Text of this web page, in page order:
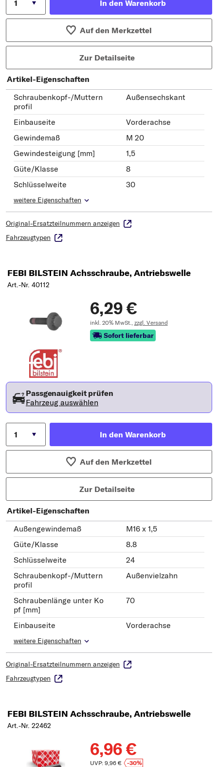
In den Warenkorb
Auf den Merkzettel
Zur Detailseite
Artikel-Eigenschaften
Schraubenkopf-/Muttern
profil
Außensechskant
Einbauseite
Vorderachse
Gewindemaß
M 20
Gewindesteigung [mm]
1,5
Güte/Klasse
8
Schlüsselweite
30
weitere Eigenschaften
Original-Ersatzteilnummern anzeigen
Fahrzeugtypen
FEBI BILSTEIN Achsschraube, Antriebswelle
Art.-Nr. 40112
6,29 €
inkl. 20% MwSt., zzgl. Versand
Sofort lieferbar
Passgenauigkeit prüfen
Fahrzeug auswählen
In den Warenkorb
Auf den Merkzettel
Zur Detailseite
Artikel-Eigenschaften
Außengewindemaß
M16 x 1,5
Güte/Klasse
8.8
Schlüsselweite
24
Schraubenkopf-/Muttern
profil
Außenvielzahn
Schraubenlänge unter Ko
pf [mm]
70
Einbauseite Vorderachse
weitere Eigenschaften
Original-Ersatzteilnummern anzeigen
Fahrzeugtypen
FEBI BILSTEIN Achsschraube, Antriebswelle
Art.-Nr. 22462
6,96 €
UVP: 9,96 €
-30%